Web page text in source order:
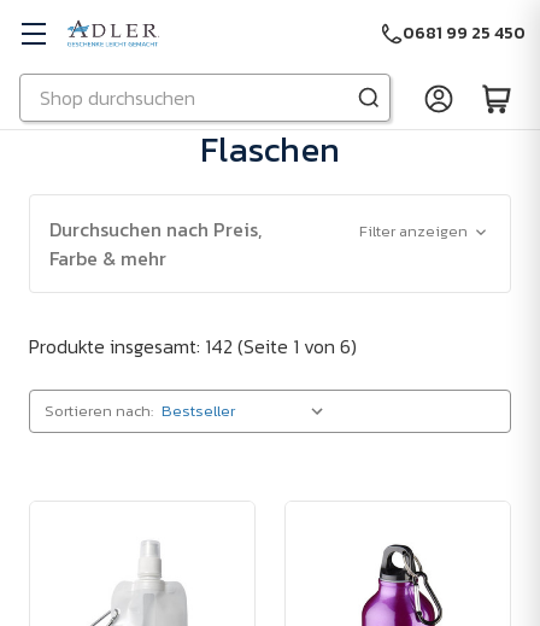
Zu Hauptinhalt springen
Suchen
0681 99 25 450
Flaschen
Durchsuchen nach Preis,
Farbe & mehr
Filter anzeigen
Produkte insgesamt: 142 (Seite 1 von 6)
Sortieren nach: